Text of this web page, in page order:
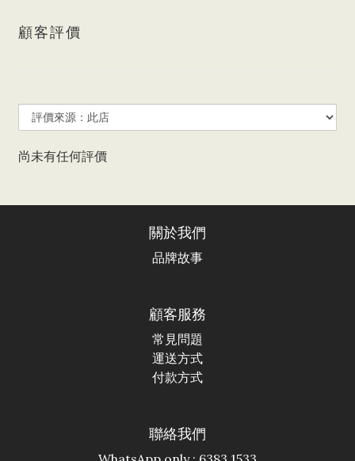
顧客評價
尚未有任何評價
關於我們
品牌故事
顧客服務
常見問題
運送方式
付款方式
聯絡我們